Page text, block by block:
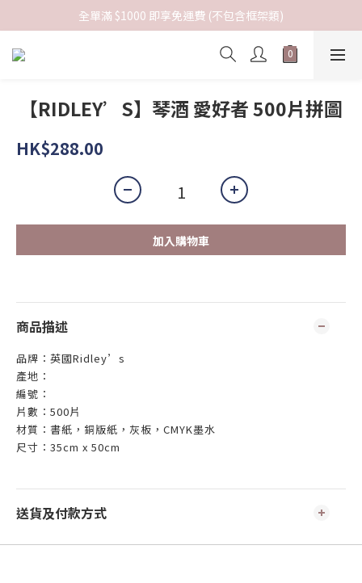
全單滿 $1000 即享免運費 (不包含框架類)
【RIDLEY’S】琴酒 愛好者 500片拼圖
HK$288.00
加入購物車
商品描述
品牌：英國Ridley’s
產地：
編號：
片數：500片
材質：書紙，銅版紙，灰板，CMYK墨水
尺寸：35cm x 50cm
送貨及付款方式